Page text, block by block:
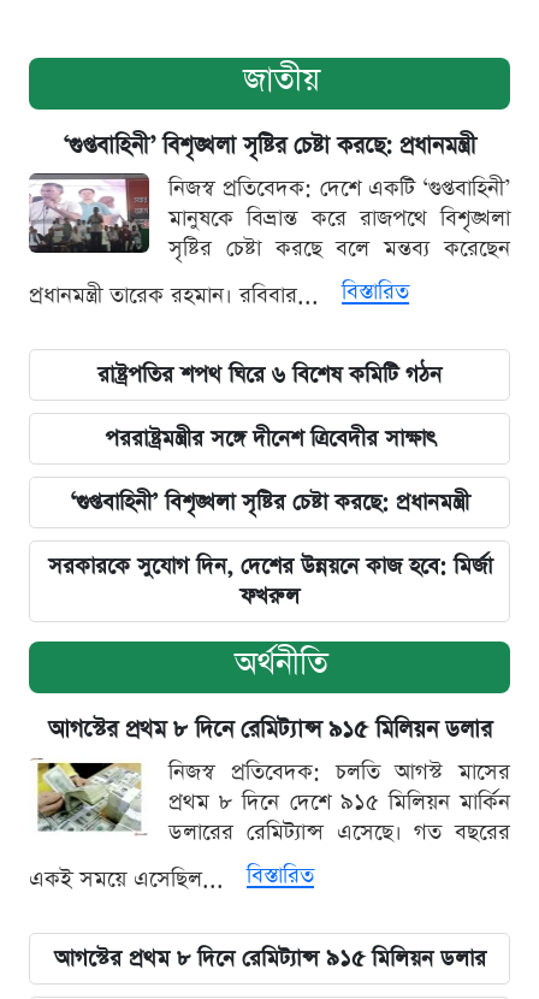
জাতীয়
‘গুপ্তবাহিনী’ বিশৃঙ্খলা সৃষ্টির চেষ্টা করছে: প্রধানমন্ত্রী
নিজস্ব প্রতিবেদক: দেশে একটি ‘গুপ্তবাহিনী’
মানুষকে বিভ্রান্ত করে রাজপথে বিশৃঙ্খলা
সৃষ্টির চেষ্টা করছে বলে মন্তব্য করেছেন
প্রধানমন্ত্রী তারেক রহমান। রবিবার...
বিস্তারিত
রাষ্ট্রপতির শপথ ঘিরে ৬ বিশেষ কমিটি গঠন
পররাষ্ট্রমন্ত্রীর সঙ্গে দীনেশ ত্রিবেদীর সাক্ষাৎ
‘গুপ্তবাহিনী’ বিশৃঙ্খলা সৃষ্টির চেষ্টা করছে: প্রধানমন্ত্রী
সরকারকে সুযোগ দিন, দেশের উন্নয়নে কাজ হবে: মির্জা
ফখরুল
অর্থনীতি
আগস্টের প্রথম ৮ দিনে রেমিট্যান্স ৯১৫ মিলিয়ন ডলার
নিজস্ব প্রতিবেদক: চলতি আগস্ট মাসের
প্রথম ৮ দিনে দেশে ৯১৫ মিলিয়ন মার্কিন
ডলারের রেমিট্যান্স এসেছে। গত বছরের
একই সময়ে এসেছিল...
বিস্তারিত
আগস্টের প্রথম ৮ দিনে রেমিট্যান্স ৯১৫ মিলিয়ন ডলার